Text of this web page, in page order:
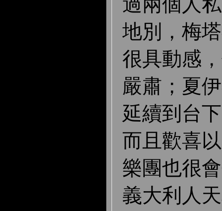
地別，梅
很具動感
嚴肅；夏
延續到台
而且歡喜
樂團也很
義大利人